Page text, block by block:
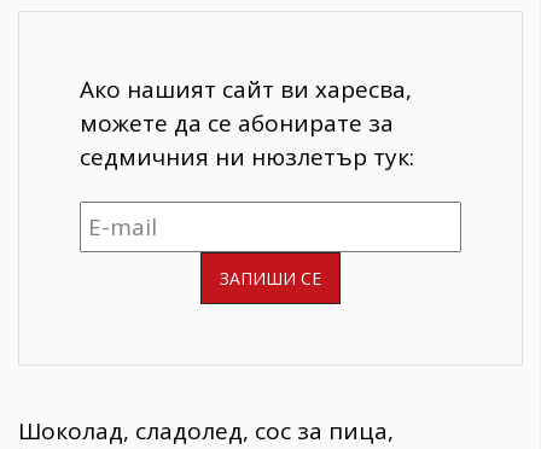
Ако нашият сайт ви харесва,
можете да се абонирате за
седмичния ни нюзлетър тук:
Шоколад, сладолед, сос за пица,